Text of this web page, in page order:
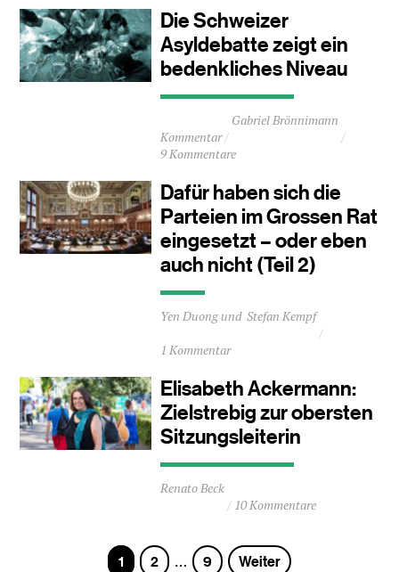
Minuten
Die Schweizer
Asyldebatte zeigt ein
bedenkliches Niveau
Durchschnittliche
ca.
2
Kommentar
Gabriel Brönnimann
9 Kommentare
Dafür haben sich die
Parteien im Grossen Rat
eingesetzt – oder eben
auch nicht (Teil 2)
Durchschnittliche
Lesezeit
0
Yen Duong Stefan Kempf
1 Kommentar
Elisabeth Ackermann:
Zielstrebig zur obersten
Sitzungsleiterin
Durchschnittliche
Lesezeit
Minuten
Renato Beck
10 Kommentare
Seite
1 Seite
2 … Seite
9 Weiter